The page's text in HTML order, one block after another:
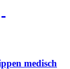
medisch